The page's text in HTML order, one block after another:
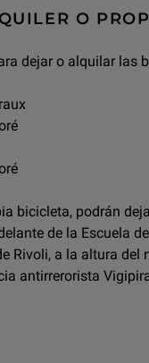
O
dejar o alquilar las
bicicleta, podrán
de la Escuela
Rivoli, a la altura
antirrerorista